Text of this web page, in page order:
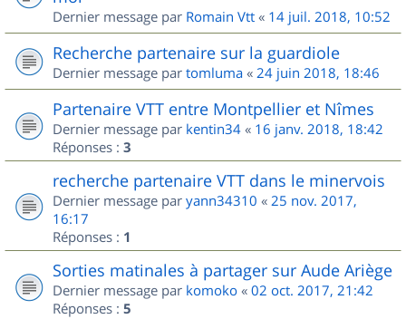
Dernier message par Romain Vtt « 14 juil. 2018, 10:52
Recherche partenaire sur la guardiole
Dernier message par tomluma « 24 juin 2018, 18:46
Partenaire VTT entre Montpellier et Nîmes
Dernier message par kentin34 « 16 janv. 2018, 18:42
Réponses : 3
recherche partenaire VTT dans le minervois
Dernier message par yann34310 « 25 nov. 2017,
16:17
Réponses : 1
Sorties matinales à partager sur Aude Ariège
Dernier message par komoko « 02 oct. 2017, 21:42
Réponses : 5